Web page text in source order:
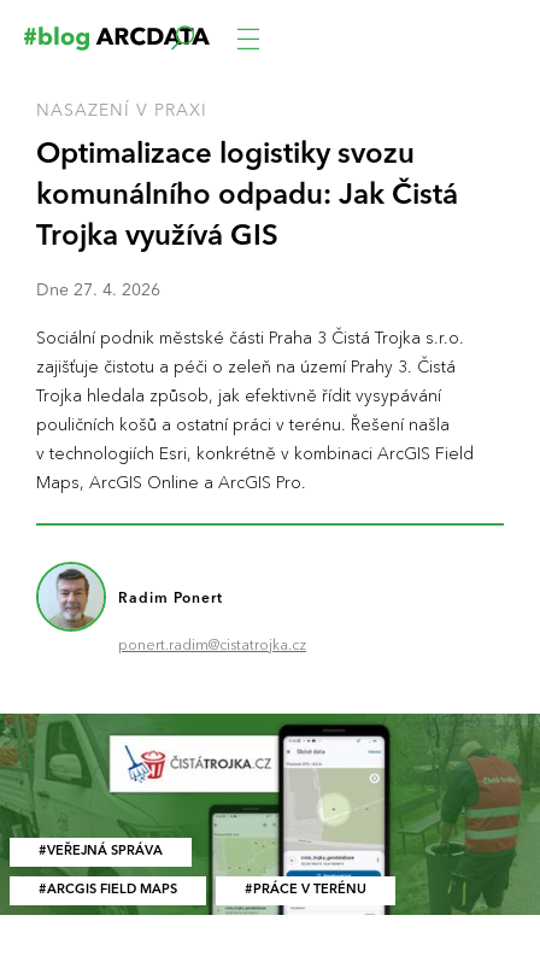
NASAZENÍ V PRAXI
Optimalizace logistiky svozu
komunálního odpadu: Jak Čistá
Trojka využívá GIS
Dne 27. 4. 2026
Sociální podnik městské části Praha 3 Čistá Trojka s.r.o.
zajišťuje čistotu a péči o zeleň na území Prahy 3. Čistá
Trojka hledala způsob, jak efektivně řídit vysypávání
pouličních košů a ostatní práci v terénu. Řešení našla
v technologiích Esri, konkrétně v kombinaci ArcGIS Field
Maps, ArcGIS Online a ArcGIS Pro.
Radim Ponert
ponert.radim@cistatrojka.cz
ARCGIS FIELD MAPS PRÁCE V TERÉNU
VEŘEJNÁ SPRÁVA